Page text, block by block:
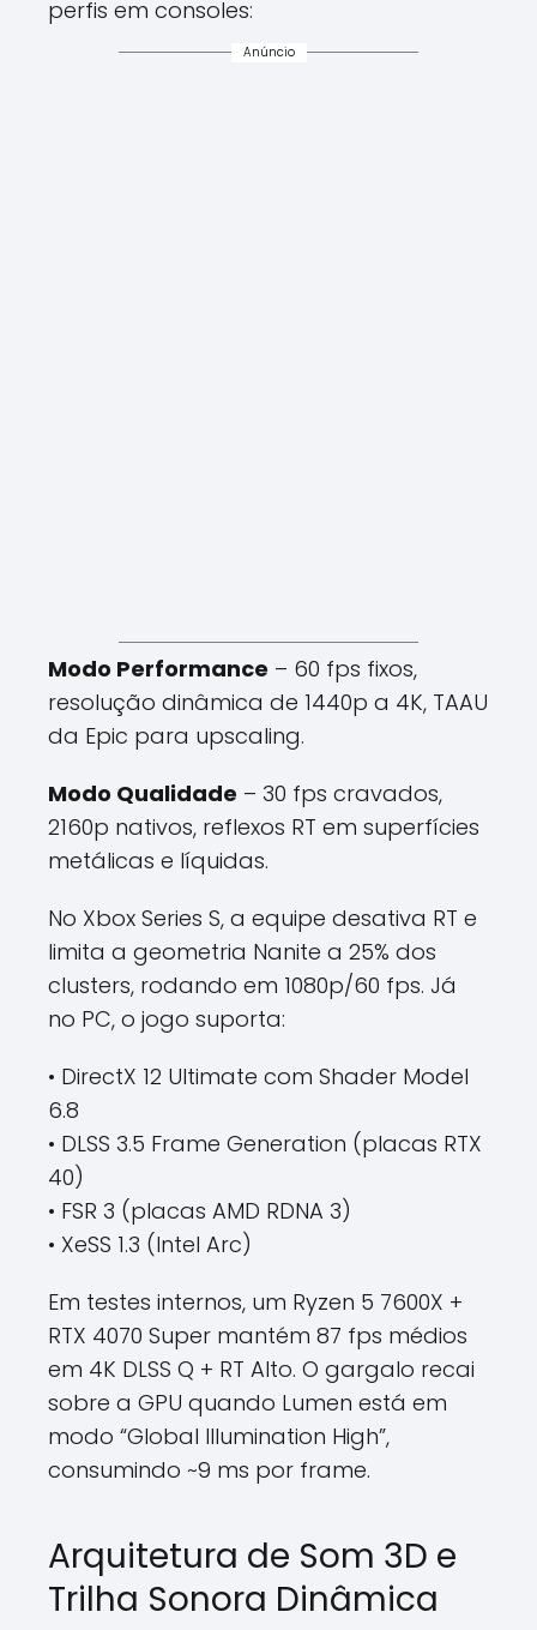
perfis em consoles:
Anúncio
Modo Performance – 60 fps fixos,
resolução dinâmica de 1440p a 4K, TAAU
da Epic para upscaling.
Modo Qualidade – 30 fps cravados,
2160p nativos, reflexos RT em superfícies
metálicas e líquidas.
No Xbox Series S, a equipe desativa RT e
limita a geometria Nanite a 25% dos
clusters, rodando em 1080p/60 fps. Já
no PC, o jogo suporta:
• DirectX 12 Ultimate com Shader Model
6.8
• DLSS 3.5 Frame Generation (placas RTX
40)
• FSR 3 (placas AMD RDNA 3)
• XeSS 1.3 (Intel Arc)
Em testes internos, um Ryzen 5 7600X +
RTX 4070 Super mantém 87 fps médios
em 4K DLSS Q + RT Alto. O gargalo recai
sobre a GPU quando Lumen está em
modo “Global Illumination High”,
consumindo ~9 ms por frame.
Arquitetura de Som 3D e
Trilha Sonora Dinâmica